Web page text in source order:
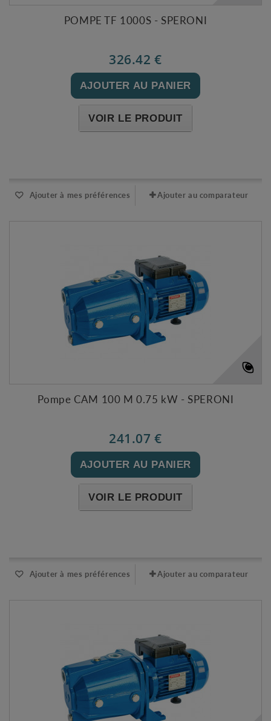
POMPE TF 1000S - SPERONI
326.42 €
AJOUTER AU PANIER
VOIR LE PRODUIT
Ajouter à mes préférences Ajouter au comparateur
Pompe CAM 100 M 0.75 kW - SPERONI
241.07 €
AJOUTER AU PANIER
VOIR LE PRODUIT
Ajouter à mes préférences Ajouter au comparateur